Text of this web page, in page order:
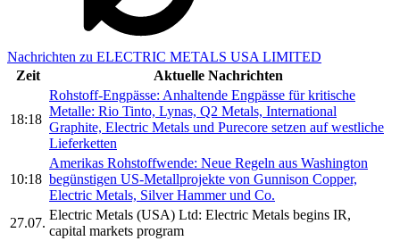
Nachrichten zu ELECTRIC METALS USA LIMITED
Zeit
Aktuelle Nachrichten
18:18
Rohstoff-Engpässe: Anhaltende Engpässe für kritische
Metalle: Rio Tinto, Lynas, Q2 Metals, International
Graphite, Electric Metals und Purecore setzen auf westliche
Lieferketten
10:18
Amerikas Rohstoffwende: Neue Regeln aus Washington
begünstigen US-Metallprojekte von Gunnison Copper,
Electric Metals, Silver Hammer und Co.
27.07.
Electric Metals (USA) Ltd: Electric Metals begins IR,
capital markets program